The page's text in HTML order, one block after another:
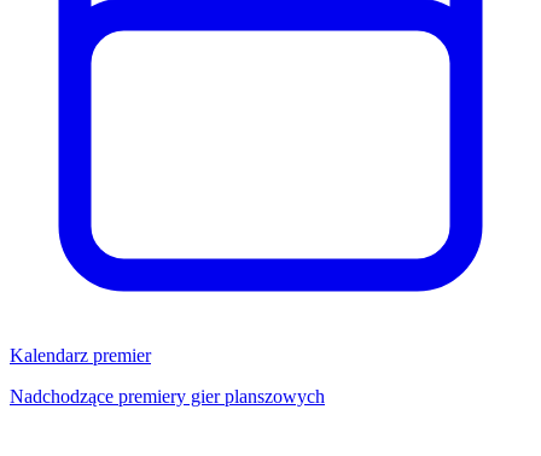
Kalendarz premier
Nadchodzące premiery gier planszowych